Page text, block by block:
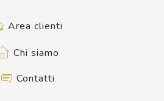
Area clienti
Chi siamo
Contatti